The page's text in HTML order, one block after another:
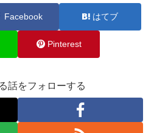
Facebook はてブ
Pinterest
話をフォローする